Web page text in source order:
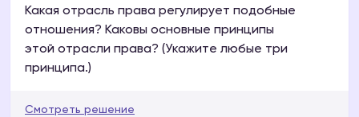
Какая отрасль права регулирует подобные
отношения? Каковы основные принципы
этой отрасли права? (Укажите любые три
принципа.)
Смотреть решение